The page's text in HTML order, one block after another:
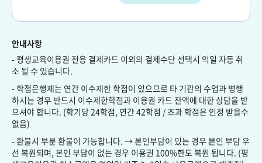
안내사항
- 평생교육이용권 전용 결제카드 이외의 결제수단 선택시 익일 자동 취
소 될 수 있습니다.
- 학점은행제는 연간 이수제한 학점이 있으므로 타 기관의 수업과 병행
하시는 경우 반드시 이수제한학점과 이용권 카드 잔액에 대한 상담을 받
으셔야 합니다. (학기당 24학점, 연간 42학점 / 초과 학점은 인정 받을수
없음)
- 환불시 부분 환불이 가능합니다. → 본인부담이 있는 경우 본인 부담 우
선 복원되며, 본인 부담이 없는 경우 이용권 100%한도 복원 됩니다. (평